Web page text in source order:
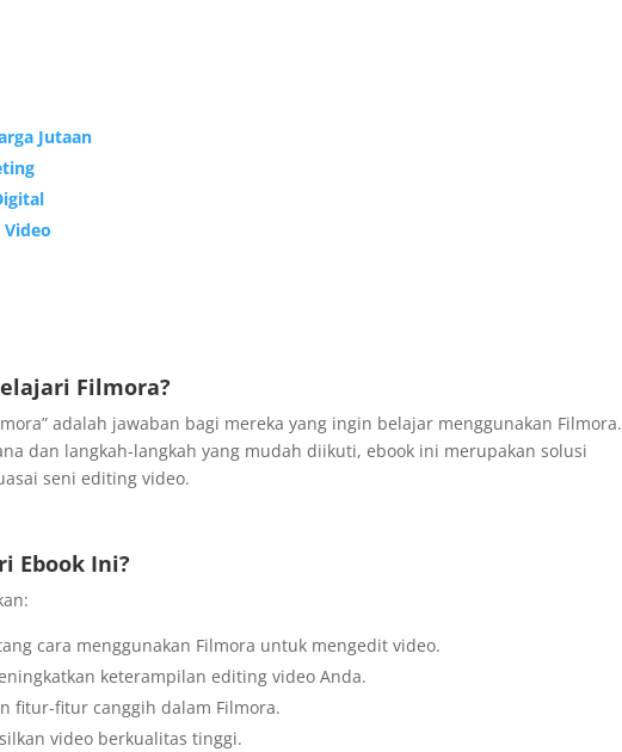
Jutaan
Filmora?
adalah jawaban bagi mereka yang ingin belajar menggunakan Filmora.
dan langkah-langkah yang mudah diikuti, ebook ini merupakan solusi
seni editing video.
Ebook Ini?
cara menggunakan Filmora untuk mengedit video.
keterampilan editing video Anda.
fitur-fitur canggih dalam Filmora.
video berkualitas tinggi.